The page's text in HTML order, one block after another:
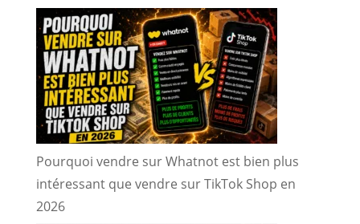
Pourquoi vendre sur Whatnot est bien plus
intéressant que vendre sur TikTok Shop en
2026